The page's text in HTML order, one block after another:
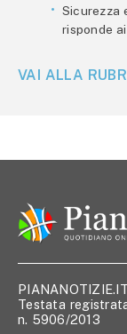
Sicurezza
risponde
VAI ALLA
PIANANOTIZIE.IT
Testata
n. 5906/2013